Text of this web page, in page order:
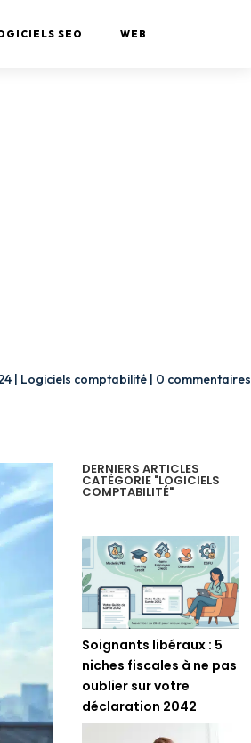
SEO WEB
| Logiciels comptabilité| 0 commentaires
DERNIERS ARTICLES
CATÉGORIE "LOGICIELS
COMPTABILITÉ"
Soignants libéraux : 5
niches fiscales à ne pas
oublier sur votre
déclaration 2042